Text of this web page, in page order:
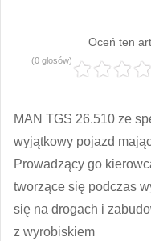
Oceń ten
(0 głosów)
MAN TGS 26.510 ze
wyjątkowy pojazd
Prowadzący go
tworzące się podczas
się na drogach i
z wyrobiskiem